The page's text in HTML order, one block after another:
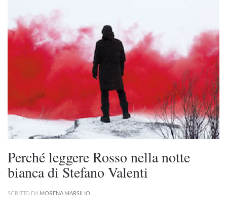
Perché leggere Rosso nella notte
bianca di Stefano Valenti
SCRITTO DA MORENA MARSILIO